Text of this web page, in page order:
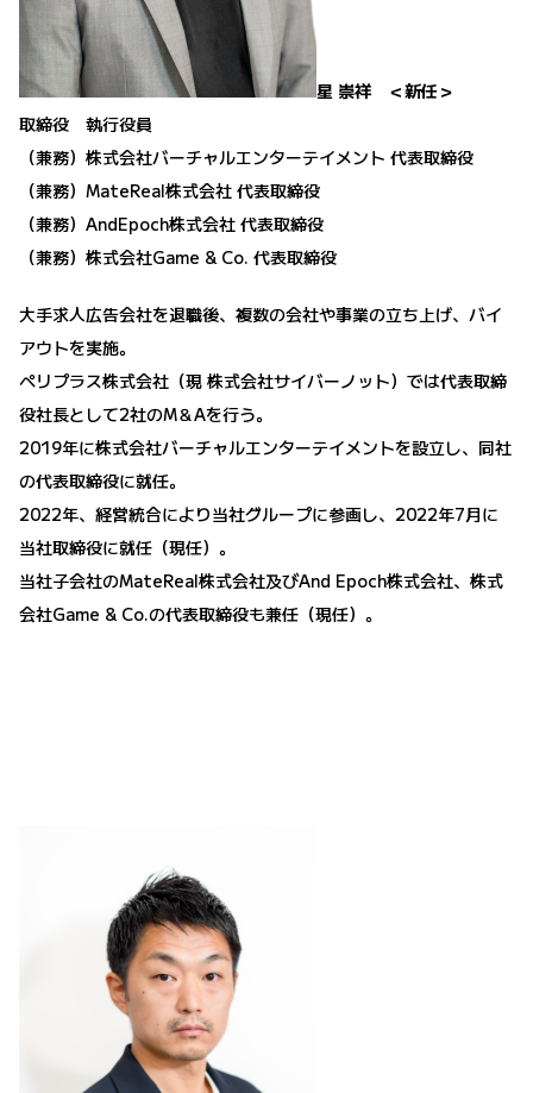
星 崇祥 ＜新任＞
取締役 執行役員
（兼務）株式会社バーチャルエンターテイメント 代表取締役
（兼務）MateReal株式会社 代表取締役
（兼務）AndEpoch株式会社 代表取締役
（兼務）株式会社Game & Co. 代表取締役
大手求人広告会社を退職後、複数の会社や事業の立ち上げ、バイ
アウトを実施。
ペリプラス株式会社（現 株式会社サイバーノット）では代表取締
役社長として2社のM＆Aを行う。
2019年に株式会社バーチャルエンターテイメントを設立し、同社
の代表取締役に就任。
2022年、経営統合により当社グループに参画し、2022年7月に
当社取締役に就任（現任）。
当社子会社のMateReal株式会社及びAnd Epoch株式会社、株式
会社Game & Co.の代表取締役も兼任（現任）。